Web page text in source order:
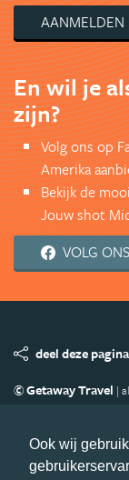
Ook wij
AANMELDEN
En wil je
zijn?
Volg ons op
Amerika
Bekijk de
Jouw shot
VOLG
deel deze pagina
© Getaway Travel |
Copyright
Volg